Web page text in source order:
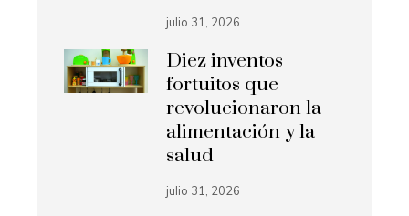
julio 31, 2026
Diez inventos
fortuitos que
revolucionaron la
alimentación y la
salud
julio 31, 2026